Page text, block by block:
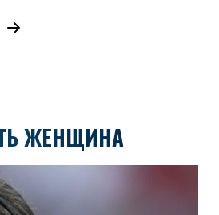
ЖЕНЩИНА